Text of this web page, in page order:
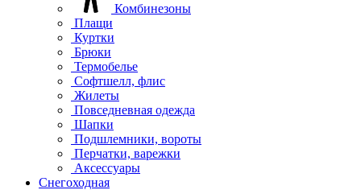
Комбинезоны
Плащи
Куртки
Брюки
Термобелье
Софтшелл, флис
Жилеты
Повседневная одежда
Шапки
Подшлемники, вороты
Перчатки, варежки
Аксессуары
Снегоходная